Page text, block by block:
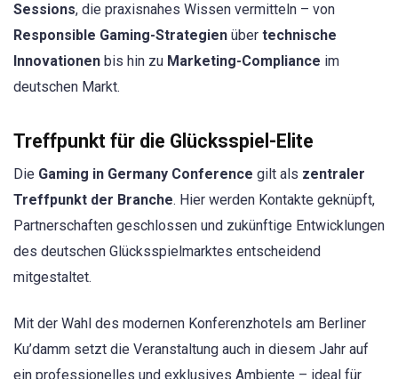
Sessions, die praxisnahes Wissen vermitteln – von
Responsible Gaming-Strategien über technische
Innovationen bis hin zu Marketing-Compliance im
deutschen Markt.
Treffpunkt für die Glücksspiel-Elite
Die Gaming in Germany Conference gilt als zentraler
Treffpunkt der Branche. Hier werden Kontakte geknüpft,
Partnerschaften geschlossen und zukünftige Entwicklungen
des deutschen Glücksspielmarktes entscheidend
mitgestaltet.
Mit der Wahl des modernen Konferenzhotels am Berliner
Ku’damm setzt die Veranstaltung auch in diesem Jahr auf
ein professionelles und exklusives Ambiente – ideal für